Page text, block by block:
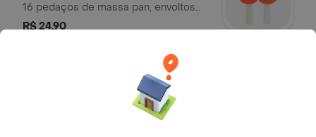
16 pedaços de massa pan, envoltos
em creme de pistache.
R$ 24,90
Delicioso creme de pistache.